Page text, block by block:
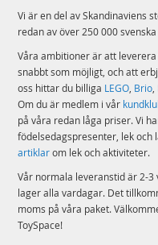
Vi är en del av Skandinaviens
redan av över 250 000
Våra ambitioner är att
snabbt som möjligt, och att
oss hittar du billiga LEGO, Brio,
Om du är medlem i vår
på våra redan låga priser. Vi
födelsedagspresenter, lek och
artiklarom lek och aktiviteter.
Vår normala leveranstid är 2-
lager alla vardagar. Det
moms på våra paket.
ToySpace!